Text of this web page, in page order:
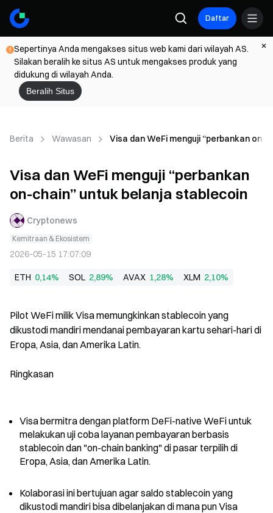
Daftar
Sepertinya Anda mengakses situs web kami dari wilayah AS.
Silakan beralih ke situs AS untuk mengakses produk yang
didukung di wilayah Anda.
Beralih Situs
Berita Wawasan Visa dan WeFi menguji “perbankan on-
Visa dan WeFi menguji “perbankan
on-chain” untuk belanja stablecoin
Cryptonews
Kemitraan & Ekosistem
2026-05-15 17:07:09
ETH 0,14% SOL 2,89% AVAX 1,28% XLM 2,10%
Pilot WeFi milik Visa memungkinkan stablecoin yang
dikustodi mandiri mendanai pembayaran kartu sehari-hari di
Eropa, Asia, dan Amerika Latin.
Ringkasan
Visa bermitra dengan platform DeFi-native WeFi untuk
melakukan uji coba layanan pembayaran berbasis
stablecoin dan "on-chain banking" di pasar terpilih di
Eropa, Asia, dan Amerika Latin.
Kolaborasi ini bertujuan agar saldo stablecoin yang
dikustodi mandiri bisa dibelanjakan di mana pun Visa